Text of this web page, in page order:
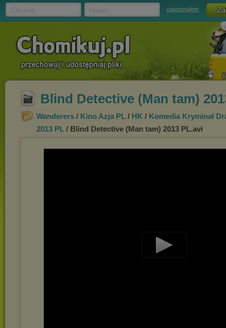
zapomniałem
Blind Detective (Man tam)
Wanderers / Kino Azja PL / HK / Komedia Kryminał
2013 PL / Blind Detective (Man tam) 2013 PL.avi